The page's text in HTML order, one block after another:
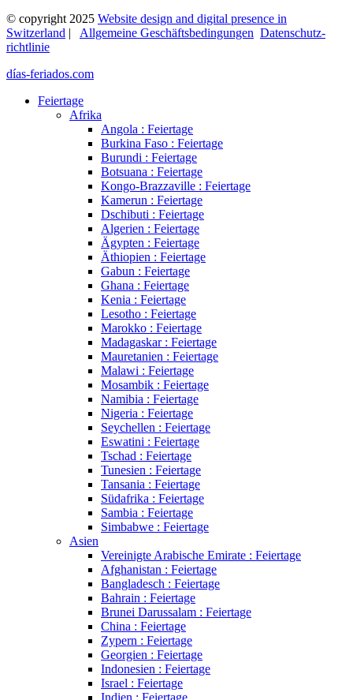
© copyright 2025 Website design and digital presence in
Switzerland | Allgemeine Geschäftsbedingungen Datenschutz­
richtlinie
días-feriados.com
Feiertage
Afrika
Angola : Feiertage
Burkina Faso : Feiertage
Burundi : Feiertage
Botsuana : Feiertage
Kongo-Brazzaville : Feiertage
Kamerun : Feiertage
Dschibuti : Feiertage
Algerien : Feiertage
Ägypten : Feiertage
Äthiopien : Feiertage
Gabun : Feiertage
Ghana : Feiertage
Kenia : Feiertage
Lesotho : Feiertage
Marokko : Feiertage
Madagaskar : Feiertage
Mauretanien : Feiertage
Malawi : Feiertage
Mosambik : Feiertage
Namibia : Feiertage
Nigeria : Feiertage
Seychellen : Feiertage
Eswatini : Feiertage
Tschad : Feiertage
Tunesien : Feiertage
Tansania : Feiertage
Südafrika : Feiertage
Sambia : Feiertage
Simbabwe : Feiertage
Asien
Vereinigte Arabische Emirate : Feiertage
Afghanistan : Feiertage
Bangladesch : Feiertage
Bahrain : Feiertage
Brunei Darussalam : Feiertage
China : Feiertage
Zypern : Feiertage
Georgien : Feiertage
Indonesien : Feiertage
Israel : Feiertage
Indien : Feiertage